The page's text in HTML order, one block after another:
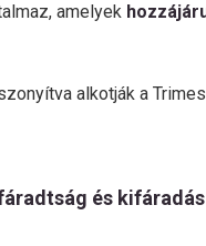
amelyek
alkotják a
és kifáradás